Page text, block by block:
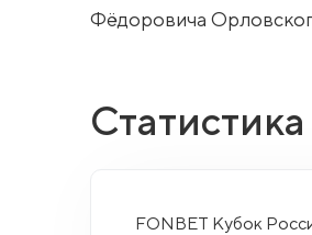
Фёдоровича
FONBET Кубок